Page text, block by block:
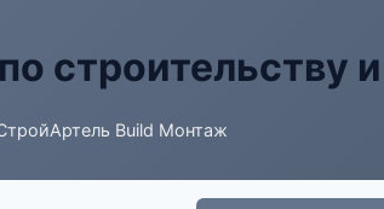
строительству
Build Монтаж